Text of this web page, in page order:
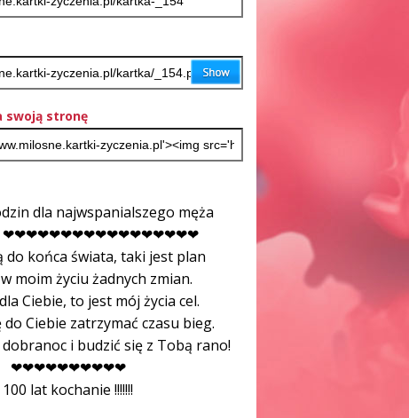
swoją stronę
dla najwspanialszego męża
❤❤❤❤❤❤❤❤❤❤❤❤❤❤❤❤❤
do końca świata, taki jest plan
moim życiu żadnych zmian.
Ciebie, to jest mój życia cel.
Ciebie zatrzymać czasu bieg.
dobranoc i budzić się z Tobą rano!
❤❤❤❤❤❤❤❤❤❤
100 lat kochanie !!!!!!!